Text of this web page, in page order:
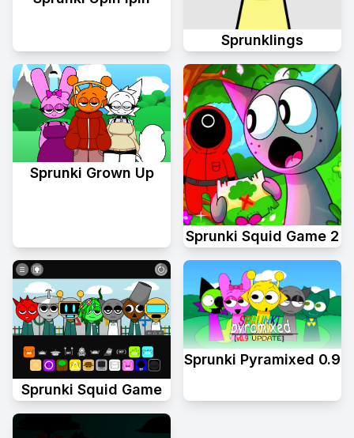
Sprunklings
Sprunki Grown Up
Sprunki Squid Game 2
Sprunki Squid Game
Sprunki Pyramixed 0.9